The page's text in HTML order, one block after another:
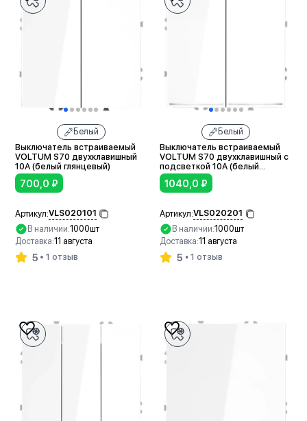
Белый
Выключатель встраиваемый
VOLTUM S70 двухклавишный
10А (белый глянцевый)
700,0 ₽
Артикул:VLS020101
В наличии:1000шт
Доставка:11 августа
5 1 отзыв
Белый
Выключатель встраиваемый
VOLTUM S70 двухклавишный с
подсветкой 10А (белый
глянцевый)
1040,0 ₽
Артикул:VLS020201
В наличии:1000шт
Доставка:11 августа
5 1 отзыв